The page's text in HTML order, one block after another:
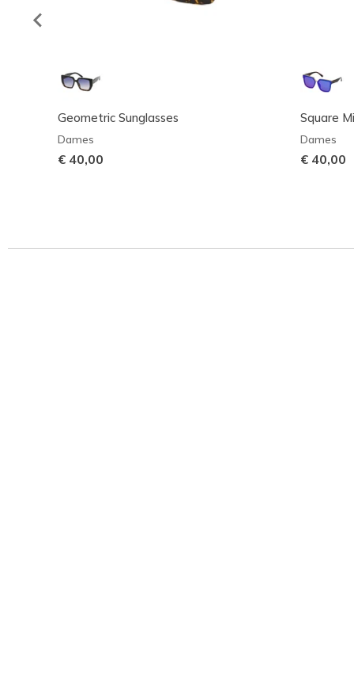
Geometric Sunglasses
Dames
€ 40,00
Square
Dames
€ 40,00